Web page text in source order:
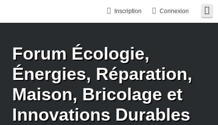
Connexion
Inscription
Forum Écologie,
Énergies, Réparation,
Maison, Bricolage et
Innovations Durables